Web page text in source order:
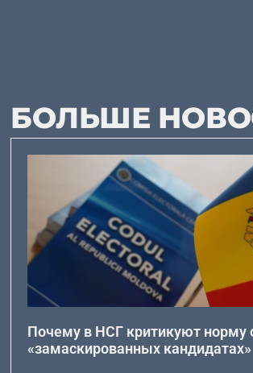
БОЛЬШЕ
Почему в НСГ критикуют норму
«замаскированных кандидатах»